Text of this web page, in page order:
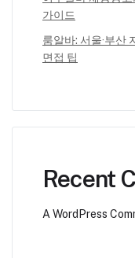
가이드
룸알바: 서울·부산
면접 팁
Recent
A WordPress